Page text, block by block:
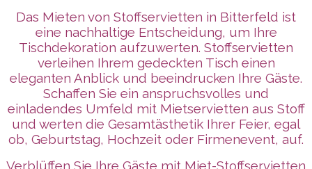
Das Mieten von Stoffservietten in Bitterfeld ist
eine nachhaltige Entscheidung, um Ihre
Tischdekoration aufzuwerten. Stoffservietten
verleihen Ihrem gedeckten Tisch einen
eleganten Anblick und beeindrucken Ihre Gäste.
Schaffen Sie ein anspruchsvolles und
einladendes Umfeld mit Mietservietten aus Stoff
und werten die Gesamtästhetik Ihrer Feier, egal
ob, Geburtstag, Hochzeit oder Firmenevent, auf.
Verblüffen Sie Ihre Gäste mit Miet-Stoffservietten